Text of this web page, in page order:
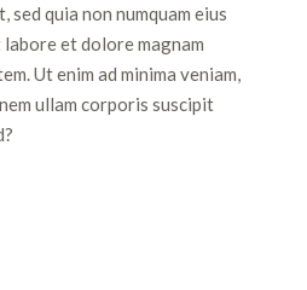
quia non numquam eius
et dolore magnam
Ut enim ad minima veniam,
ullam corporis suscipit